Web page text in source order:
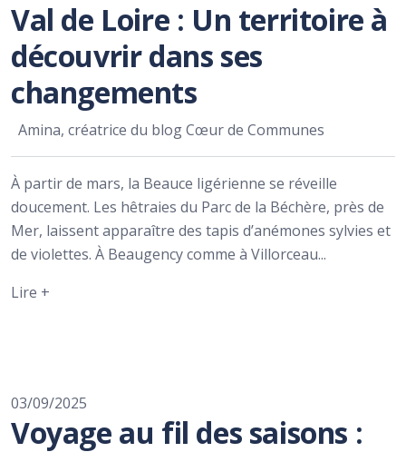
Val de Loire : Un territoire à
découvrir dans ses
changements
Amina, créatrice du blog Cœur de Communes
À partir de mars, la Beauce ligérienne se réveille
doucement. Les hêtraies du Parc de la Béchère, près de
Mer, laissent apparaître des tapis d’anémones sylvies et
de violettes. À Beaugency comme à Villorceau...
Lire +
03/09/2025
Voyage au fil des saisons :